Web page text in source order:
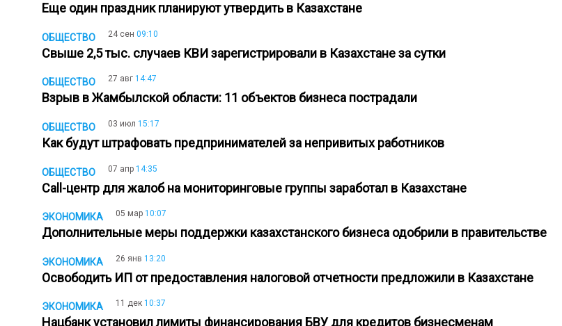
Еще один праздник планируют утвердить в Казахстане
ОБЩЕСТВО 24 сен 09:10
Свыше 2,5 тыс. случаев КВИ зарегистрировали в Казахстане за сутки
ОБЩЕСТВО 27 авг 14:47
Взрыв в Жамбылской области: 11 объектов бизнеса пострадали
ОБЩЕСТВО 03 июл 15:17
Как будут штрафовать предпринимателей за непривитых работников
ОБЩЕСТВО 07 апр 14:35
Call-центр для жалоб на мониторинговые группы заработал в Казахстане
ЭКОНОМИКА 05 мар 10:07
Дополнительные меры поддержки казахстанского бизнеса одобрили в правительстве
ЭКОНОМИКА 26 янв 13:20
Освободить ИП от предоставления налоговой отчетности предложили в Казахстане
ЭКОНОМИКА 11 дек 10:37
Нацбанк установил лимиты финансирования БВУ для кредитов бизнесменам